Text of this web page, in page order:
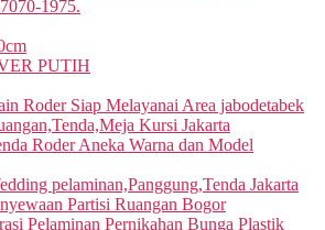
1975.
PUTIH
Roder Siap Melayanai Area jabodetabek
Kursi Jakarta
Roder Aneka Warna dan Model
pelaminan,Panggung,Tenda Jakarta
Partisi Ruangan Bogor
Pelaminan Pernikahan Bunga Plastik